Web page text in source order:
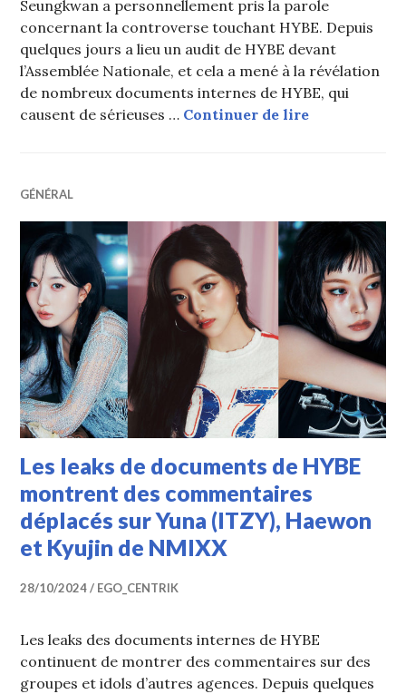
Seungkwan a personnellement pris la parole
concernant la controverse touchant HYBE. Depuis
quelques jours a lieu un audit de HYBE devant
l’Assemblée Nationale, et cela a mené à la révélation
de nombreux documents internes de HYBE, qui
causent de sérieuses … Continuer de lireSeungkwan
GÉNÉRAL
Les leaks de documents de HYBE
montrent des commentaires
déplacés sur Yuna (ITZY), Haewon
et Kyujin de NMIXX
28/10/2024 EGO_CENTRIK
Les leaks des documents internes de HYBE
continuent de montrer des commentaires sur des
groupes et idols d’autres agences. Depuis quelques